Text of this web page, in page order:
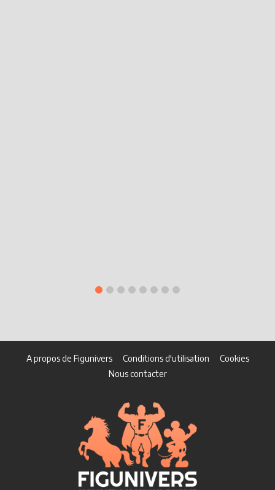
A propos de Figunivers Conditions d'utilisation
Cookies
Nous contacter